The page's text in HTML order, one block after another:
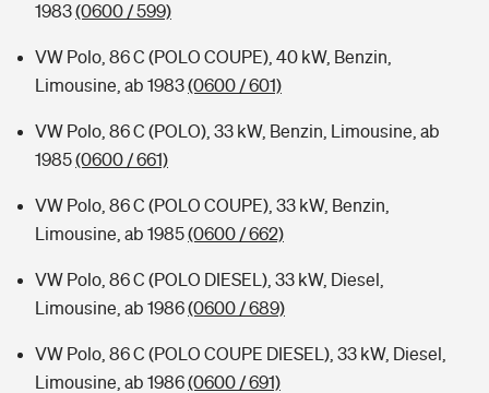
1983(0600 / 599)
VW Polo, 86 C (POLO COUPE), 40 kW, Benzin,
Limousine, ab 1983(0600 / 601)
VW Polo, 86 C (POLO), 33 kW, Benzin, Limousine, ab
1985(0600 / 661)
VW Polo, 86 C (POLO COUPE), 33 kW, Benzin,
Limousine, ab 1985(0600 / 662)
VW Polo, 86 C (POLO DIESEL), 33 kW, Diesel,
Limousine, ab 1986(0600 / 689)
VW Polo, 86 C (POLO COUPE DIESEL), 33 kW, Diesel,
Limousine, ab 1986(0600 / 691)